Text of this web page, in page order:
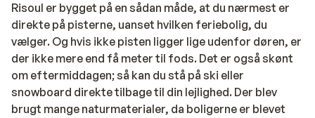
Risoul er bygget på en sådan måde, at du nærmest er
direkte på pisterne, uanset hvilken feriebolig, du
vælger. Og hvis ikke pisten ligger lige udenfor døren, er
der ikke mere end få meter til fods. Det er også skønt
om eftermiddagen; så kan du stå på ski eller
snowboard direkte tilbage til din lejlighed. Der blev
brugt mange naturmaterialer, da boligerne er blevet